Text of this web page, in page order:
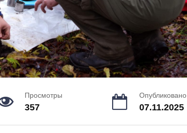
Просмотры
357
Опубликовано
07.11.2025